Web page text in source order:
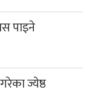
पाइने
ज्येष्ठ